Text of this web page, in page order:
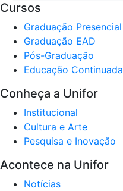
Cursos
Graduação Presencial
Graduação EAD
Pós-Graduação
Educação Continuada
Conheça a Unifor
Institucional
Cultura e Arte
Pesquisa e Inovação
Acontece na Unifor
Notícias